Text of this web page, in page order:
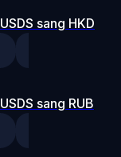
USDS sang HKD
USDS sang RUB